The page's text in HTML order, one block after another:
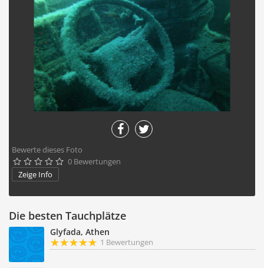
Bewerte dieses Foto
     0 Bewertungen
Zeige Info
Die besten Tauchplätze
Glyfada, Athen
1 Bewertungen